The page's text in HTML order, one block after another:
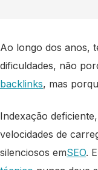
Ao longo dos anos,
dificuldades, não
backlinks, mas
Indexação
velocidades de
silenciosos emSEO.